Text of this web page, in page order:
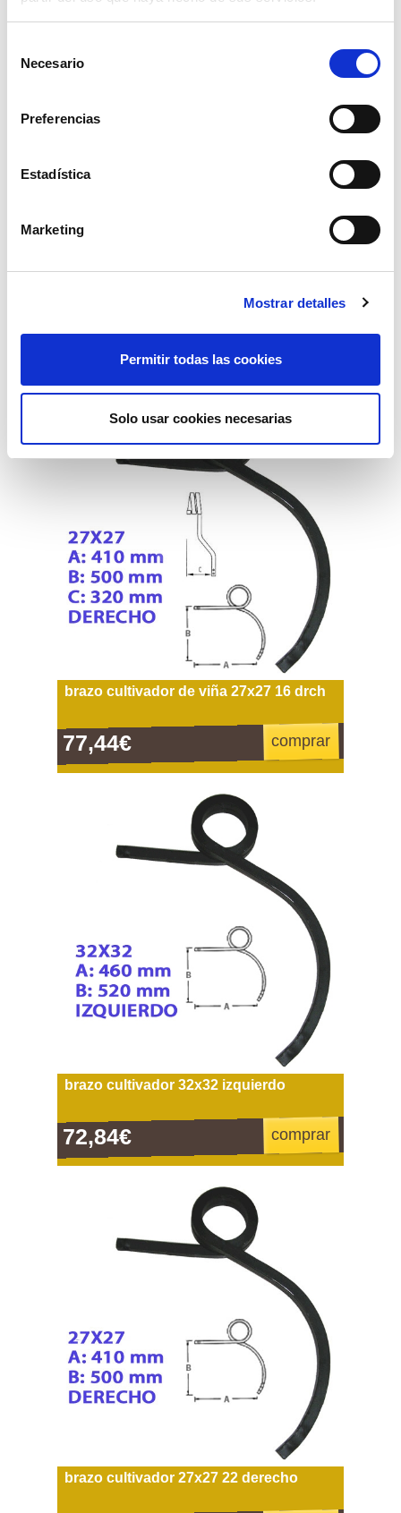
Necesario
Preferencias
Estadística
Marketing
Mostrar detalles
Permitir todas las cookies
Solo usar cookies necesarias
brazo cultivador 32x32 derecho
78,05€
brazo cultivador de viña 27x27 16 drch
77,44€ comprar
brazo cultivador 32x32 izquierdo
72,84€ comprar
brazo cultivador 27x27 22 derecho